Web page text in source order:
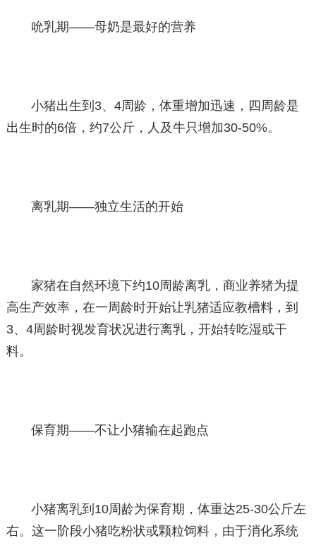
吮乳期——母奶是最好的营养
小猪出生到3、4周龄，体重增加迅速，四周龄是
出生时的6倍，约7公斤，人及牛只增加30-50%。
离乳期——独立生活的开始
家猪在自然环境下约10周龄离乳，商业养猪为提
高生产效率，在一周龄时开始让乳猪适应教槽料，到
3、4周龄时视发育状况进行离乳，开始转吃湿或干
料。
保育期——不让小猪输在起跑点
小猪离乳到10周龄为保育期，体重达25-30公斤左
右。这一阶段小猪吃粉状或颗粒饲料，由于消化系统